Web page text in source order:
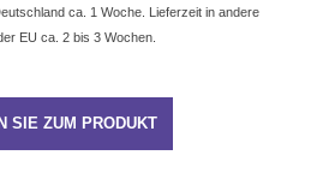
ca. 1 Woche. Lieferzeit in andere
EU ca. 2 bis 3 Wochen.
SIE ZUM PRODUKT